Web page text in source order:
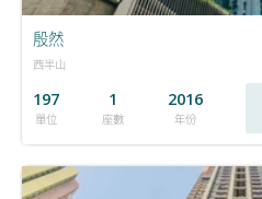
殷然
西半山
197
單位
1
座數
2016
年份